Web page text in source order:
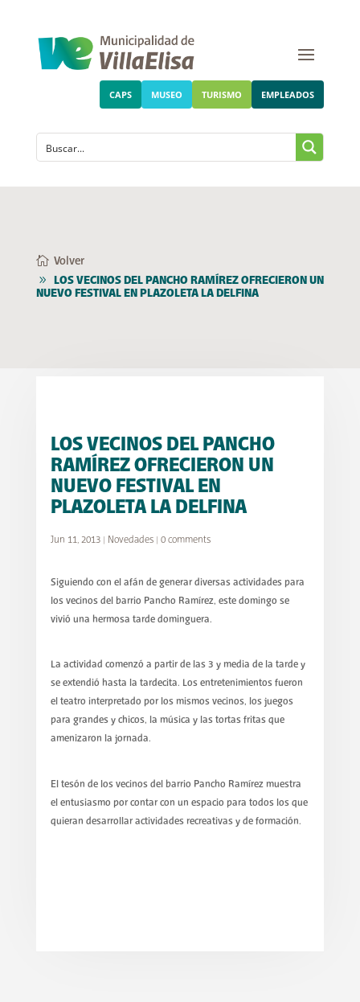
CAPS MUSEO TURISMO EMPLEADOS
Volver
LOS VECINOS DEL PANCHO RAMÍREZ OFRECIERON UN
NUEVO FESTIVAL EN PLAZOLETA LA DELFINA
LOS VECINOS DEL PANCHO
RAMÍREZ OFRECIERON UN
NUEVO FESTIVAL EN
PLAZOLETA LA DELFINA
Jun 11, 2013| Novedades| 0 comments
Siguiendo con el afán de generar diversas actividades para
los vecinos del barrio Pancho Ramírez, este domingo se
vivió una hermosa tarde dominguera.
La actividad comenzó a partir de las 3 y media de la tarde y
se extendió hasta la tardecita. Los entretenimientos fueron
el teatro interpretado por los mismos vecinos, los juegos
para grandes y chicos, la música y las tortas fritas que
amenizaron la jornada.
El tesón de los vecinos del barrio Pancho Ramírez muestra
el entusiasmo por contar con un espacio para todos los que
quieran desarrollar actividades recreativas y de formación.